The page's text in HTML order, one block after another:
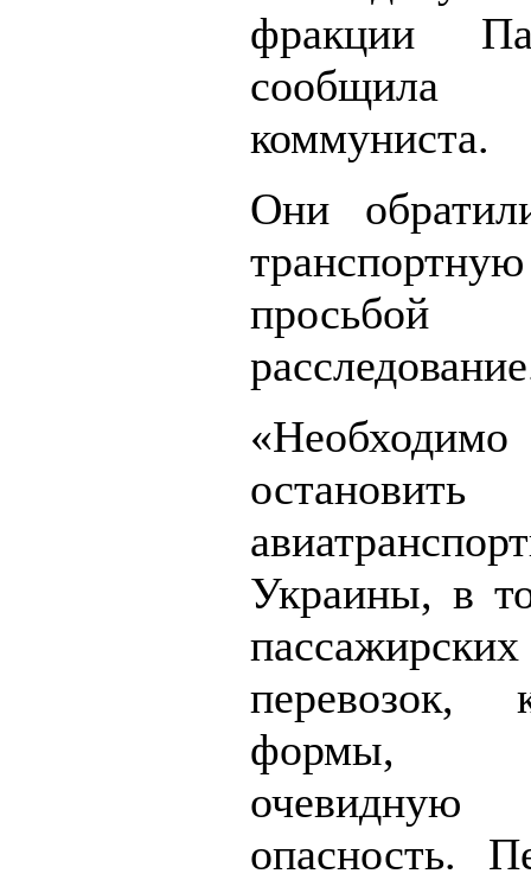
фракции
сообщила
коммуниста.
Они
Украины, в
перевозок,
формы,
очевидную
опасность.